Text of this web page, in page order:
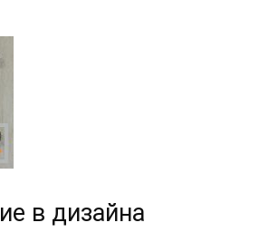
в дизайна